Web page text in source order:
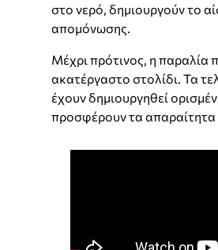
στο νερό, δημιουργούν το
απομόνωσης.
Μέχρι πρότινος, η παραλία
ακατέργαστο στολίδι. Τα
έχουν δημιουργηθεί
προσφέρουν τα απαραίτητα